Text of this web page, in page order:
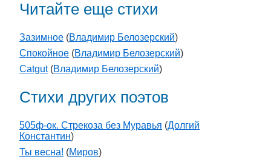
Читайте еще стихи
Зазимное (Владимир Белозерский)
Спокойное (Владимир Белозерский)
Сatgut(Владимир Белозерский)
Стихи других поэтов
505ф-ок. Стрекоза без Муравья (Долгий
Константин)
Ты весна! (Миров)